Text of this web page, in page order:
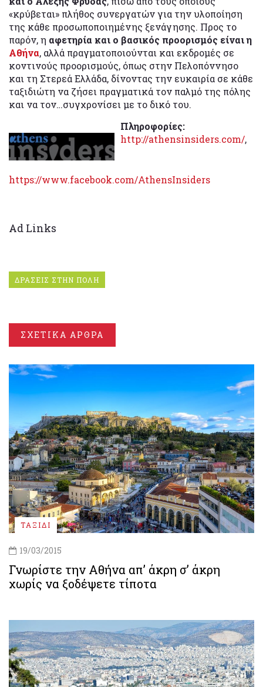
«κρύβεται» πλήθος συνεργατών για την υλοποίηση
της κάθε προσωποποιημένης ξενάγησης. Προς το
παρόν, η αφετηρία και ο βασικός προορισμός είναι η
Αθήνα, αλλά πραγματοποιούνται και εκδρομές σε
κοντινούς προορισμούς, όπως στην Πελοπόννησο
και τη Στερεά Ελλάδα, δίνοντας την ευκαιρία σε κάθε
ταξιδιώτη να ζήσει πραγματικά τον παλμό της πόλης
και να τον…συγχρονίσει με το δικό του.
Πληροφορίες:
http://athensinsiders.com/,
https://www.facebook.com/AthensInsiders
Ad Links
ΔΡΑΣΕΙΣ ΣΤΗΝ ΠΟΛΗ
ΣΧΕΤΙΚΑ ΑΡΘΡΑ
ΤΑΞΙΔΙ
19/03/2015
Γνωρίστε την Αθήνα απ’ άκρη σ’ άκρη
χωρίς να ξοδέψετε τίποτα